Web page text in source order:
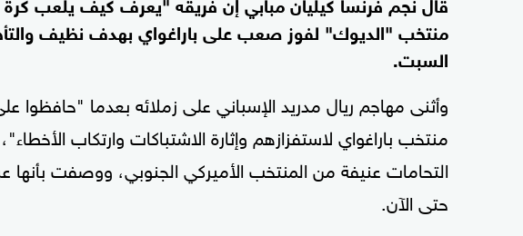
منتخب "الديوك" لفوز صعب على باراغواي بهدف نظيف
السبت.
وأثنى مهاجم ريال مدريد الإسباني على زملائه بعدما "حافظوا
منتخب باراغواي لاستفزازهم وإثارة الاشتباكات وارتكاب
التحامات عنيفة من المنتخب الأميركي الجنوبي، ووصفت بأنها
حتى الآن.